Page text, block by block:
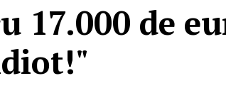
17.000 de